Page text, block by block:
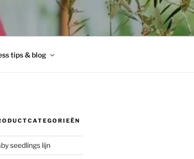
tips & blog
seedlings lijn